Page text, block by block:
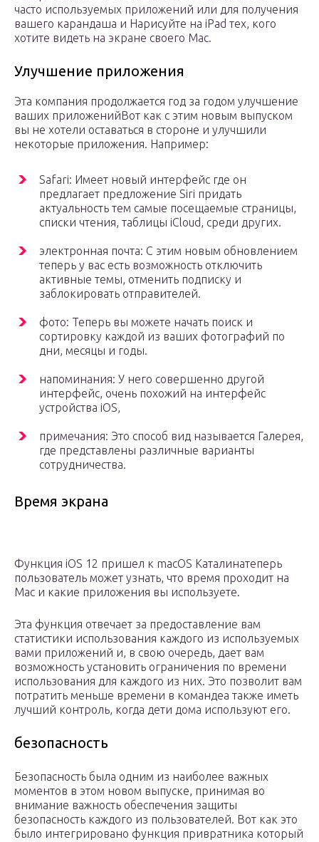
часто используемых приложений или для получения
вашего карандаша и Нарисуйте на iPad тех, кого
хотите видеть на экране своего Mac.
Улучшение приложения
Эта компания продолжается год за годом улучшение
ваших приложенийВот как с этим новым выпуском
вы не хотели оставаться в стороне и улучшили
некоторые приложения. Например:
Safari: Имеет новый интерфейс где он
предлагает предложение Siri придать
актуальность тем самые посещаемые страницы,
списки чтения, таблицы iCloud, среди других.
электронная почта: С этим новым обновлением
теперь у вас есть возможность отключить
активные темы, отменить подписку и
заблокировать отправителей.
фото: Теперь вы можете начать поиск и
сортировку каждой из ваших фотографий по
дни, месяцы и годы.
напоминания: У него совершенно другой
интерфейс, очень похожий на интерфейс
устройства iOS,
примечания: Это способ вид называется Галерея,
где представлены различные варианты
сотрудничества.
Время экрана
Функция iOS 12 пришел к macOS Каталинатеперь
пользователь может узнать, что время проходит на
Mac и какие приложения вы используете.
Эта функция отвечает за предоставление вам
статистики использования каждого из используемых
вами приложений и, в свою очередь, дает вам
возможность установить ограничения по времени
использования для каждого из них. Это позволит вам
потратить меньше времени в командеа также иметь
лучший контроль, когда дети дома используют его.
безопасность
Безопасность была одним из наиболее важных
моментов в этом новом выпуске, принимая во
внимание важность обеспечения защиты
безопасность каждого из пользователей. Вот как это
было интегрировано функция привратника который